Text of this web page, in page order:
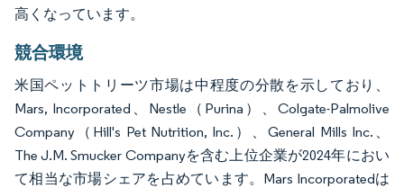
高くなっています。
競合環境
米国ペットトリーツ市場は中程度の分散を示しており、
Mars, Incorporated、Nestle（Purina）、Colgate-Palmolive
Company（Hill's Pet Nutrition, Inc.）、General Mills Inc.、
The J.M. Smucker Companyを含む上位企業が2024年におい
て相当な市場シェアを占めています。Mars Incorporatedは